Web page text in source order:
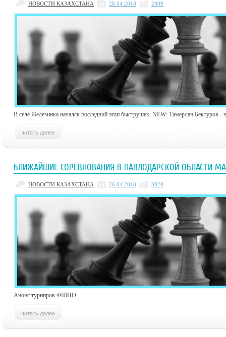
НОВОСТИ КАЗАХСТАНА 28.04.2018 2809
В селе Железинка начался последний этап быструшек. NEW: Тамерлан Бектуров -
БЛИЖАЙШИЕ СОРЕВНОВАНИЯ В ПАВЛОДАРСКОЙ ОБЛАСТИ
НОВОСТИ КАЗАХСТАНА 26.04.2018 3020
Анонс турниров ФШПО